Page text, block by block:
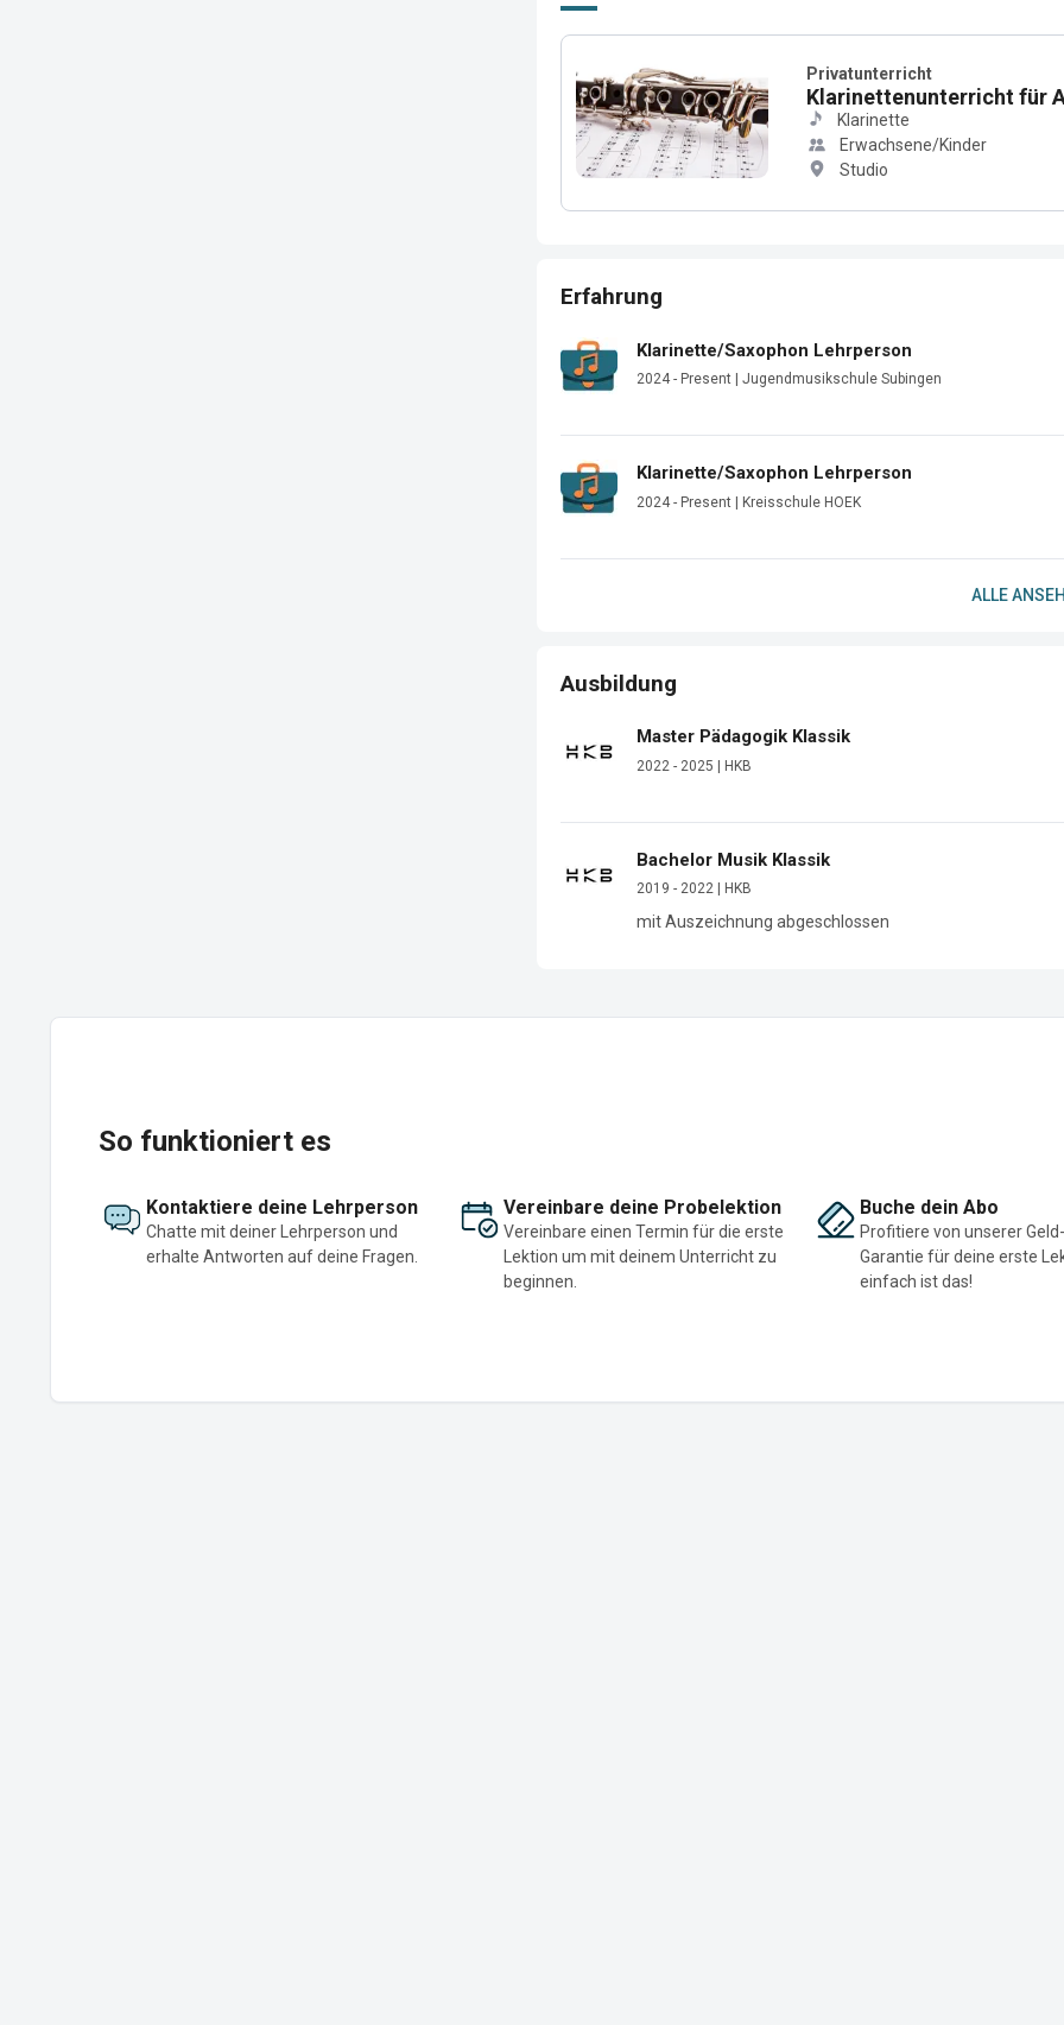
Privatunterricht
Klarinettenunterricht für
Klarinette
Erwachsene/Kinder
Studio
Erfahrung
Klarinette/Saxophon Lehrperson
2024 - Present | Jugendmusikschule Subingen
Klarinette/Saxophon Lehrperson
2024 - Present | Kreisschule HOEK
ALLE
Ausbildung
Master Pädagogik Klassik
2022 - 2025 | HKB
Bachelor Musik Klassik
2019 - 2022 | HKB
mit Auszeichnung abgeschlossen
So funktioniert es
Kontaktiere deine Lehrperson
Chatte mit deiner Lehrperson und
erhalte Antworten auf deine Fragen.
Vereinbare deine Probelektion
Vereinbare einen Termin für die erste
Lektion um mit deinem Unterricht zu
beginnen.
Buche dein Abo
Profitiere von unserer
Garantie für deine erste
einfach ist das!